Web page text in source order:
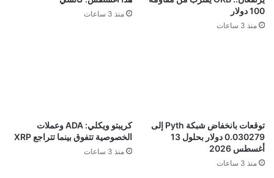
100 دولار
منذ 3 ساعات
منذ 3 ساعات
توقعات بانخفاض شبكة Pyth إلى
0.030279 دولار بحلول 13
أغسطس 2026
منذ 3 ساعات
كريبتو ويكلي: ADA وعملات
الخصوصية تتفوق بينما تتراجع XRP
منذ 3 ساعات